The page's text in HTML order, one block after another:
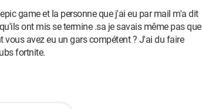
game et la personne que j'ai eu par mail m'a dit
ont mis se termine .sa je savais même pas que
avez eu un gars compétent ? J'ai du faire
fortnite.